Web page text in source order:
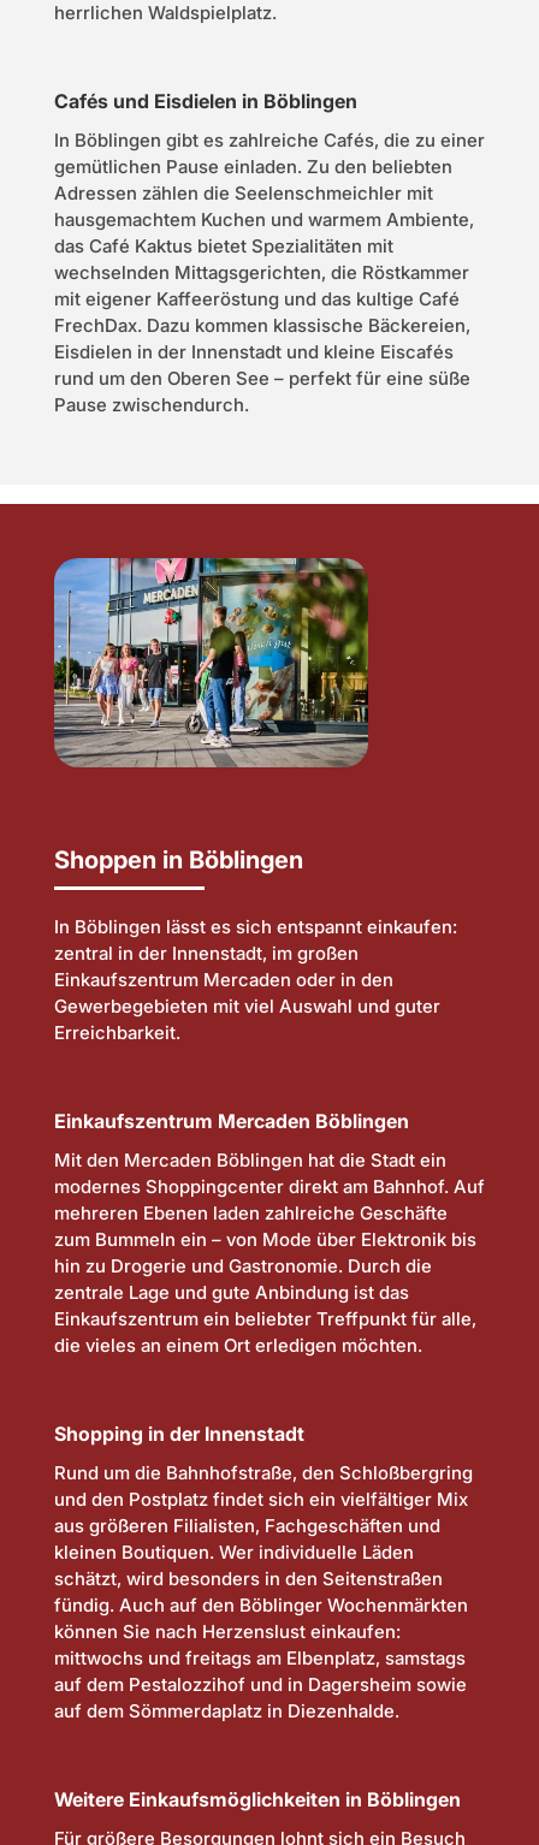
herrlichen Waldspielplatz.
Cafés und Eisdielen in Böblingen
In Böblingen gibt es zahlreiche Cafés, die zu einer
gemütlichen Pause einladen. Zu den beliebten
Adressen zählen die Seelenschmeichler mit
hausgemachtem Kuchen und warmem Ambiente,
das Café Kaktus bietet Spezialitäten mit
wechselnden Mittagsgerichten, die Röstkammer
mit eigener Kaffeeröstung und das kultige Café
FrechDax. Dazu kommen klassische Bäckereien,
Eisdielen in der Innenstadt und kleine Eiscafés
rund um den Oberen See – perfekt für eine süße
Pause zwischendurch.
Shoppen in Böblingen
In Böblingen lässt es sich entspannt einkaufen:
zentral in der Innenstadt, im großen
Einkaufszentrum Mercaden oder in den
Gewerbegebieten mit viel Auswahl und guter
Erreichbarkeit.
Einkaufszentrum Mercaden Böblingen
Mit den Mercaden Böblingen hat die Stadt ein
modernes Shoppingcenter direkt am Bahnhof. Auf
mehreren Ebenen laden zahlreiche Geschäfte
zum Bummeln ein – von Mode über Elektronik bis
hin zu Drogerie und Gastronomie. Durch die
zentrale Lage und gute Anbindung ist das
Einkaufszentrum ein beliebter Treffpunkt für alle,
die vieles an einem Ort erledigen möchten.
Shopping in der Innenstadt
Rund um die Bahnhofstraße, den Schloßbergring
und den Postplatz findet sich ein vielfältiger Mix
aus größeren Filialisten, Fachgeschäften und
kleinen Boutiquen. Wer individuelle Läden
schätzt, wird besonders in den Seitenstraßen
fündig. Auch auf den Böblinger Wochenmärkten
können Sie nach Herzenslust einkaufen:
mittwochs und freitags am Elbenplatz, samstags
auf dem Pestalozzihof und in Dagersheim sowie
auf dem Sömmerdaplatz in Diezenhalde.
Weitere Einkaufsmöglichkeiten in Böblingen
Für größere Besorgungen lohnt sich ein Besuch